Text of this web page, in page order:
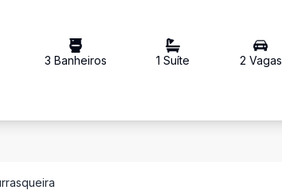
3 Banheiros 1 Suíte 2 Vagas